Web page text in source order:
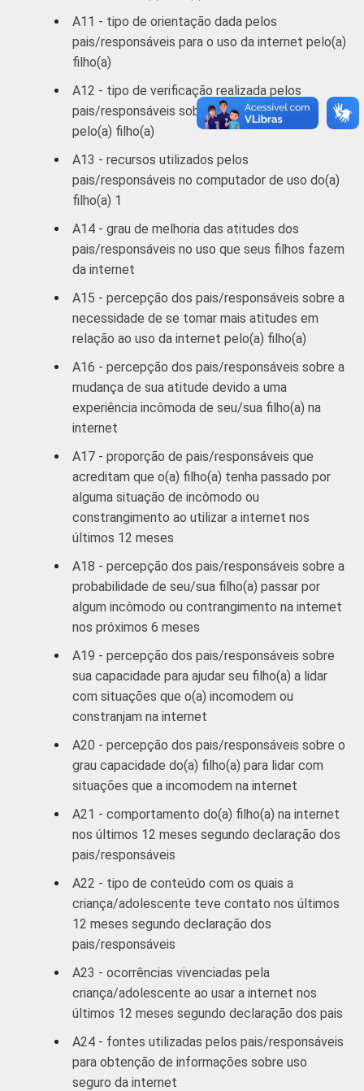
A11 - tipo de orientação dada pelos
pais/responsáveis para o uso da internet pelo(a)
filho(a)
A12 - tipo de verificação realizada pelos
pais/responsáveis sobre o uso da internet
pelo(a) filho(a)
A13 - recursos utilizados pelos
pais/responsáveis no computador de uso do(a)
filho(a) 1
A14 - grau de melhoria das atitudes dos
pais/responsáveis no uso que seus filhos fazem
da internet
A15 - percepção dos pais/responsáveis sobre a
necessidade de se tomar mais atitudes em
relação ao uso da internet pelo(a) filho(a)
A16 - percepção dos pais/responsáveis sobre a
mudança de sua atitude devido a uma
experiência incômoda de seu/sua filho(a) na
internet
A17 - proporção de pais/responsáveis que
acreditam que o(a) filho(a) tenha passado por
alguma situação de incômodo ou
constrangimento ao utilizar a internet nos
últimos 12 meses
A18 - percepção dos pais/responsáveis sobre a
probabilidade de seu/sua filho(a) passar por
algum incômodo ou contrangimento na internet
nos próximos 6 meses
A19 - percepção dos pais/responsáveis sobre
sua capacidade para ajudar seu filho(a) a lidar
com situações que o(a) incomodem ou
constranjam na internet
A20 - percepção dos pais/responsáveis sobre o
grau capacidade do(a) filho(a) para lidar com
situações que a incomodem na internet
A21 - comportamento do(a) filho(a) na internet
nos últimos 12 meses segundo declaração dos
pais/responsáveis
A22 - tipo de conteúdo com os quais a
criança/adolescente teve contato nos últimos
12 meses segundo declaração dos
pais/responsáveis
A23 - ocorrências vivenciadas pela
criança/adolescente ao usar a internet nos
últimos 12 meses segundo declaração dos pais
A24 - fontes utilizadas pelos pais/responsáveis
para obtenção de informações sobre uso
seguro da internet